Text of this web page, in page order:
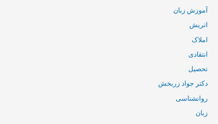
آموزش زبان
اتریش
املاک
انتقادی
تحصیل
دکتر جواد زربخش
روانشناسی
زبان